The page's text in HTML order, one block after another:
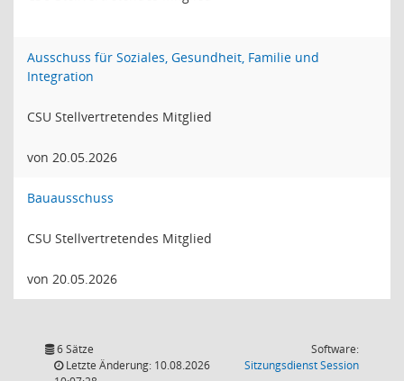
Ausschuss für Soziales, Gesundheit, Familie und
Integration
CSU Stellvertretendes Mitglied
von 20.05.2026
Bauausschuss
CSU Stellvertretendes Mitglied
von 20.05.2026
6 Sätze
Letzte Änderung: 10.08.2026
Software:
SitzungsdienstSession(Wird in